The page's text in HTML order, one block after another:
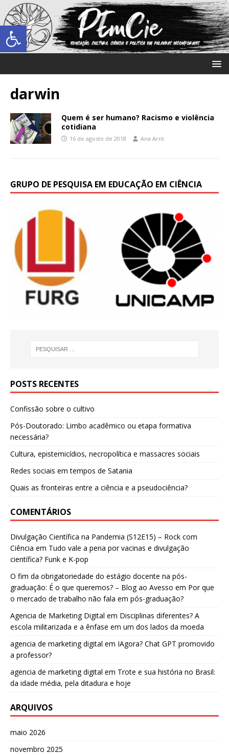
Abrir a barra de ferramentas
darwin
Quem é ser humano? Racismo e violência
cotidiana
16 de agosto de 2018 Ana Arnt
GRUPO DE PESQUISA EM EDUCAÇÃO EM CIÊNCIA
POSTS RECENTES
Confissão sobre o cultivo
Pós-Doutorado: Limbo acadêmico ou etapa formativa
necessária?
Cultura, epistemicídios, necropolítica e massacres sociais
Redes sociais em tempos de Satania
Quais as fronteiras entre a ciência e a pseudociência?
COMENTÁRIOS
Divulgação Científica na Pandemia (S12E15) – Rock com
Ciência em Tudo vale a pena por vacinas e divulgação
científica? Funk e K-pop
O fim da obrigatoriedade do estágio docente na pós-
graduação: É o que queremos? – Blog ao Avesso em Por que
o mercado de trabalho não fala em pós-graduação?
Agencia de Marketing Digital em Disciplinas diferentes? A
escola militarizada e a ênfase em um dos lados da moeda
agencia de marketing digital em IAgora? Chat GPT promovido
a professor?
agencia de marketing digital em Trote e sua história no Brasil:
da idade média, pela ditadura e hoje
ARQUIVOS
maio 2026
novembro 2025